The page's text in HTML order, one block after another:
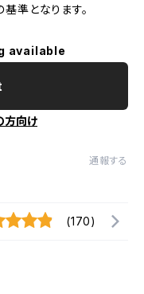
準となります。
available
方向け
通報する
(170)